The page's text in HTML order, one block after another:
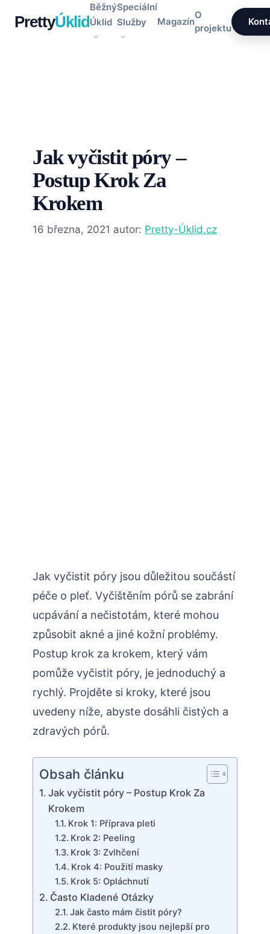
PrettyÚklid
Běžný
Úklid
Speciální
Služby
Magazín
O
projektu
Jak vyčistit póry –
Postup Krok Za
Krokem
16 března, 2021 autor: Pretty-Úklid.cz
Jak vyčistit póry jsou důležitou součástí
péče o pleť. Vyčištěním pórů se zabrání
ucpávání a nečistotám, které mohou
způsobit akné a jiné kožní problémy.
Postup krok za krokem, který vám
pomůže vyčistit póry, je jednoduchý a
rychlý. Projděte si kroky, které jsou
uvedeny níže, abyste dosáhli čistých a
zdravých pórů.
Obsah článku
Jak vyčistit póry – Postup Krok Za
Krokem
Krok 1: Příprava pleti
Krok 2: Peeling
Krok 3: Zvlhčení
Krok 4: Použití masky
Krok 5: Opláchnutí
Často Kladené Otázky
Jak často mám čistit póry?
Které produkty jsou nejlepší pro